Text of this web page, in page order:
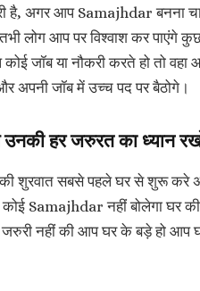
है, अगर आप Samajhdar बनना
लोग आप पर विश्वाश कर पाएंगे
जॉब या नौकरी करते हो तो
अपनी जॉब में उच्च पद पर बैठोगे।
हर जरुरत का ध्यान
शुरवात सबसे पहले घर से शुरू करे
Samajhdar नहीं बोलेगा घर
नहीं की आप घर के बड़े हो आप